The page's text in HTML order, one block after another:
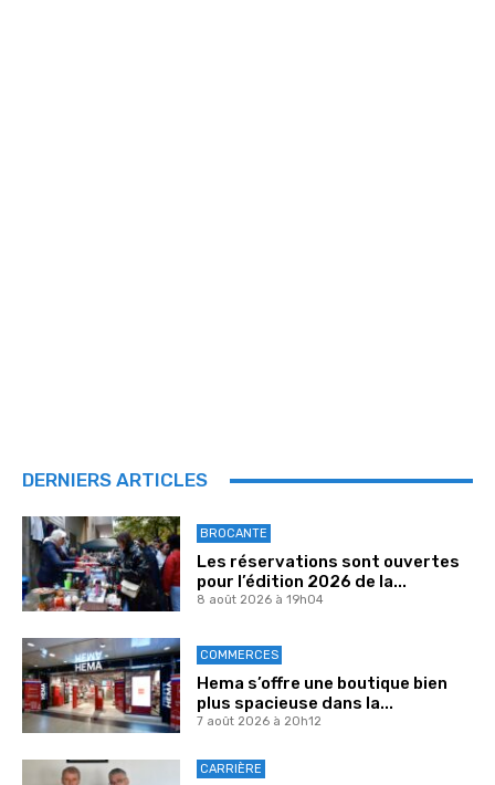
DERNIERS ARTICLES
BROCANTE
Les réservations sont ouvertes
pour l’édition 2026 de la...
8 août 2026 à 19h04
COMMERCES
Hema s’offre une boutique bien
plus spacieuse dans la...
7 août 2026 à 20h12
CARRIÈRE